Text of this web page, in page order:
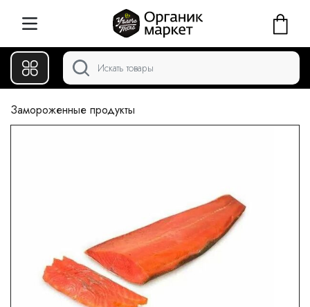
Замороженные продукты